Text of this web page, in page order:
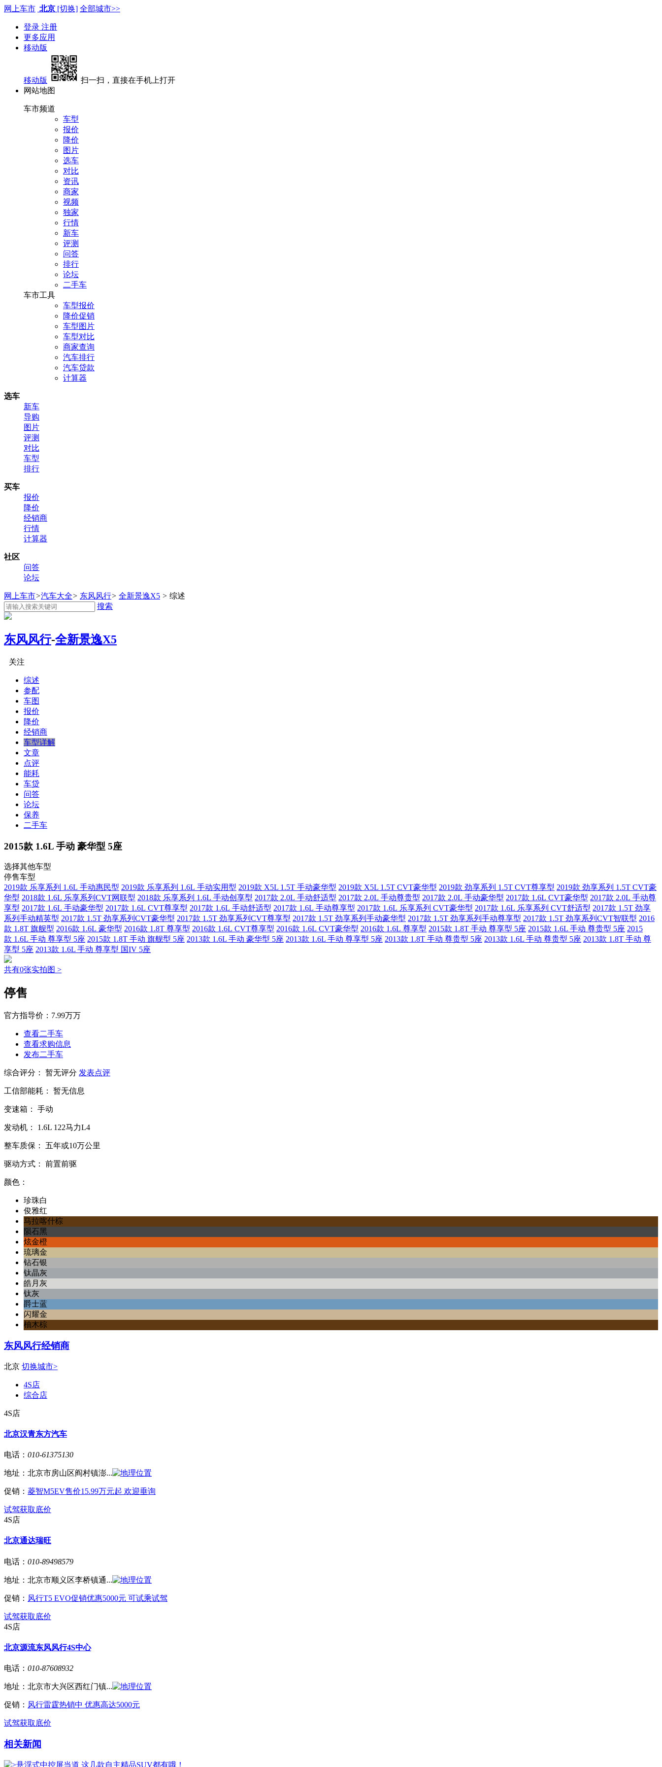
网上车市 北京 [切换] 全部城市>>
登录 注册
更多应用
移动版
移动版
扫一扫，直接在手机上打开
网站地图
车市频道
车型
报价
降价
图片
选车
对比
资讯
商家
视频
独家
行情
新车
评测
问答
排行
论坛
二手车
车市工具
车型报价
降价促销
车型图片
车型对比
商家查询
汽车排行
汽车贷款
计算器
选车
新车
导购
图片
评测
对比
车型
排行
买车
报价
降价
经销商
行情
计算器
社区
问答
论坛
网上车市>汽车大全> 东风风行> 全新景逸X5 > 综述
搜索
东风风行-全新景逸X5
关注
综述
参配
车图
报价
降价
经销商
车型详解
文章
点评
能耗
车贷
问答
论坛
保养
二手车
2015款 1.6L 手动 豪华型 5座
选择其他车型
停售车型
2019款 乐享系列 1.6L 手动惠民型 2019款 乐享系列 1.6L 手动实用型 2019款 X5L 1.5T 手动豪华型 2019款 X5L 1.5T CVT豪华型 2019款 劲享系列 1.5T CVT尊享型 2019款 劲享系列 1.5T CVT豪
华型 2018款 1.6L 乐享系列CVT网联型 2018款 乐享系列 1.6L 手动创享型 2017款 2.0L 手动舒适型 2017款 2.0L 手动尊贵型 2017款 2.0L 手动豪华型 2017款 1.6L CVT豪华型 2017款 2.0L 手动尊
享型 2017款 1.6L 手动豪华型 2017款 1.6L CVT尊享型 2017款 1.6L 手动舒适型 2017款 1.6L 手动尊享型 2017款 1.6L 乐享系列 CVT豪华型 2017款 1.6L 乐享系列 CVT舒适型 2017款 1.5T 劲享
系列手动精英型 2017款 1.5T 劲享系列CVT豪华型 2017款 1.5T 劲享系列CVT尊享型 2017款 1.5T 劲享系列手动豪华型 2017款 1.5T 劲享系列手动尊享型 2017款 1.5T 劲享系列CVT智联型 2016
款 1.8T 旗舰型 2016款 1.6L 豪华型 2016款 1.8T 尊享型 2016款 1.6L CVT尊享型 2016款 1.6L CVT豪华型 2016款 1.6L 尊享型 2015款 1.8T 手动 尊享型 5座 2015款 1.6L 手动 尊贵型 5座 2015
款 1.6L 手动 尊享型 5座 2015款 1.8T 手动 旗舰型 5座 2013款 1.6L 手动 豪华型 5座 2013款 1.6L 手动 尊享型 5座 2013款 1.8T 手动 尊贵型 5座 2013款 1.6L 手动 尊贵型 5座 2013款 1.8T 手动 尊
享型 5座 2013款 1.6L 手动 尊享型 国IV 5座
共有0张实拍图 >
停售
官方指导价： 7.99万万
查看二手车
查看求购信息
发布二手车
综合评分： 暂无评分 发表点评
工信部能耗： 暂无信息
变速箱： 手动
发动机： 1.6L 122马力L4
整车质保： 五年或10万公里
驱动方式： 前置前驱
颜色：
珍珠白
俊雅红
马拉喀什棕
陨石黑
炫金橙
琉璃金
钻石银
钛晶灰
皓月灰
钛灰
爵士蓝
闪耀金
柚木棕
东风风行经销商
北京 切换城市>
4S店
综合店
4S店
北京汉青东方汽车
电话： 010-61375130
地址： 北京市房山区阎村镇澎...
促销： 菱智M5EV售价15.99万元起 欢迎垂询
试驾获取底价
4S店
北京通达瑞旺
电话： 010-89498579
地址： 北京市顺义区李桥镇通...
促销： 风行T5 EVO促销优惠5000元 可试乘试驾
试驾获取底价
4S店
北京源流东风风行4S中心
电话： 010-87608932
地址： 北京市大兴区西红门镇...
促销： 风行雷霆热销中 优惠高达5000元
试驾获取底价
相关新闻